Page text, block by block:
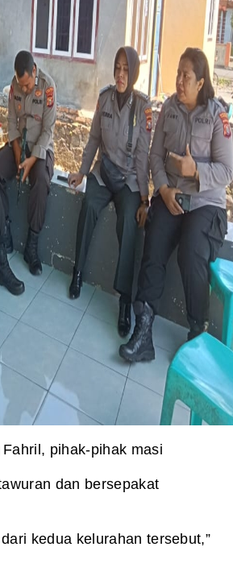
pihak-pihak masi
dan bersepakat
kedua kelurahan tersebut,”